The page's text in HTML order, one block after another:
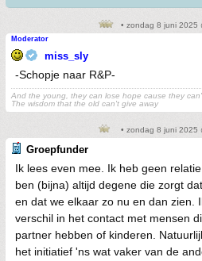
• zondag 8 juni 2025
Moderator
miss_sly
-Schopje naar R&P-
And the young, they can lose hope cause they
The wisdom that the old can't give away
• zondag 8 juni 2025
Groepfunder
Ik lees even mee. Ik heb geen
ben (bijna) altijd degene die zorgt
en dat we elkaar zo nu en dan zien.
verschil in het contact met mensen
partner hebben of kinderen.
het initiatief 'ns wat vaker van de